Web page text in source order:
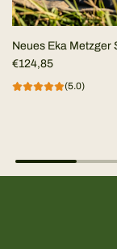
Neues Eka Metzger
€124,85
(5.0)